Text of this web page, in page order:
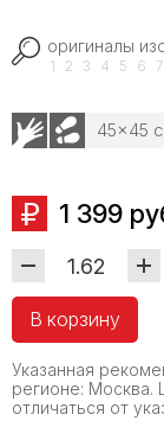
оригиналы
1 2 3 4 5 6 7
45x45
1 399
В корзину
Указанная
регионе: Москва.
отличаться от